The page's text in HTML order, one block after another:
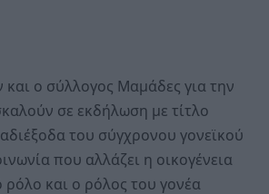
ο σύλλογος Μαμάδες για την
σε εκδήλωση με τίτλο
του σύγχρονου γονεϊκού
που αλλάζει η οικογένεια
ρόλο και ο ρόλος του γονέα